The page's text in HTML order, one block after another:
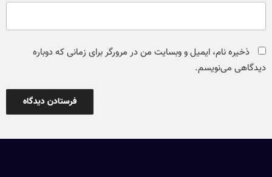
ذخیره نام، ایمیل و وبسایت من در مرورگر برای زمانی که دوباره
دیدگاهی می‌نویسم.